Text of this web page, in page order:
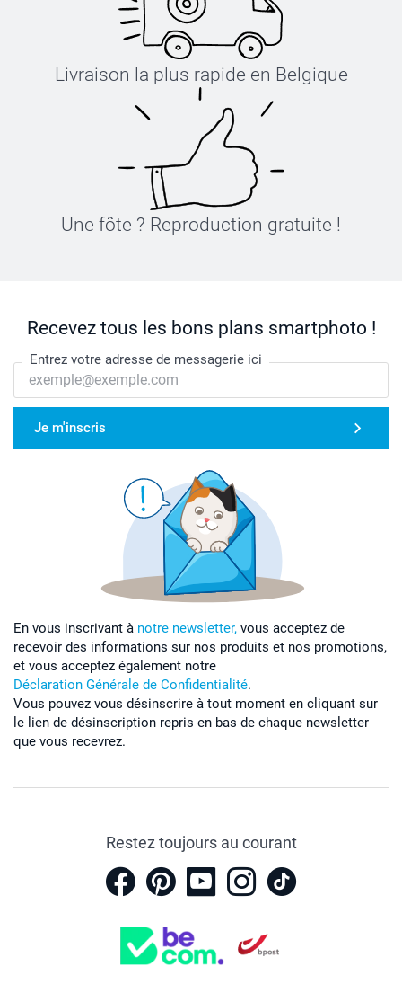
Livraison la plus rapide en Belgique
Une fôte ? Reproduction gratuite !
Recevez tous les bons plans smartphoto !
Entrez votre adresse de messagerie ici
Je m'inscris
En vous inscrivant à notre newsletter, vous acceptez de
recevoir des informations sur nos produits et nos promotions,
et vous acceptez également notre
Déclaration Générale de Confidentialité.
Vous pouvez vous désinscrire à tout moment en cliquant sur
le lien de désinscription repris en bas de chaque newsletter
que vous recevrez.
Restez toujours au courant